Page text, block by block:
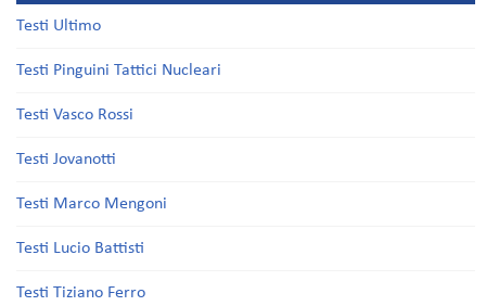
Testi Ultimo
Testi Pinguini Tattici Nucleari
Testi Vasco Rossi
Testi Jovanotti
Testi Marco Mengoni
Testi Lucio Battisti
Testi Tiziano Ferro